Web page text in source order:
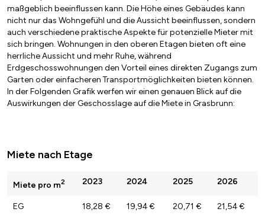
maßgeblich beeinflussen kann. Die Höhe eines Gebäudes kann
nicht nur das Wohngefühl und die Aussicht beeinflussen, sondern
auch verschiedene praktische Aspekte für potenzielle Mieter mit
sich bringen. Wohnungen in den oberen Etagen bieten oft eine
herrliche Aussicht und mehr Ruhe, während
Erdgeschosswohnungen den Vorteil eines direkten Zugangs zum
Garten oder einfacheren Transportmöglichkeiten bieten können.
In der Folgenden Grafik werfen wir einen genauen Blick auf die
Auswirkungen der Geschosslage auf die Miete in Grasbrunn:
Miete nach Etage
Miete pro m2 2023 2024 2025 2026
EG 18,28 € 19,94 € 20,71 € 21,54 €